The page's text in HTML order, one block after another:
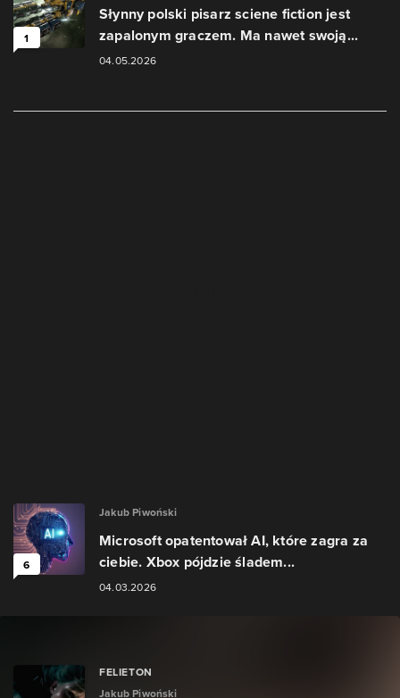
1
Słynny polski pisarz sciene fiction jest
zapalonym graczem. Ma nawet swoją...
04.05.2026
6
Jakub Piwoński
Microsoft opatentował AI, które zagra za
ciebie. Xbox pójdzie śladem...
04.03.2026
FELIETON
Jakub Piwoński